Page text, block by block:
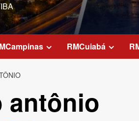
RMCuiabá
antônio